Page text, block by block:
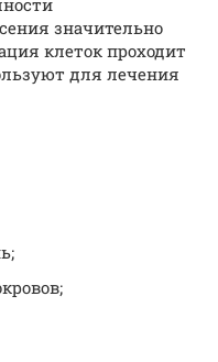
значительно
клеток проходит
для лечения